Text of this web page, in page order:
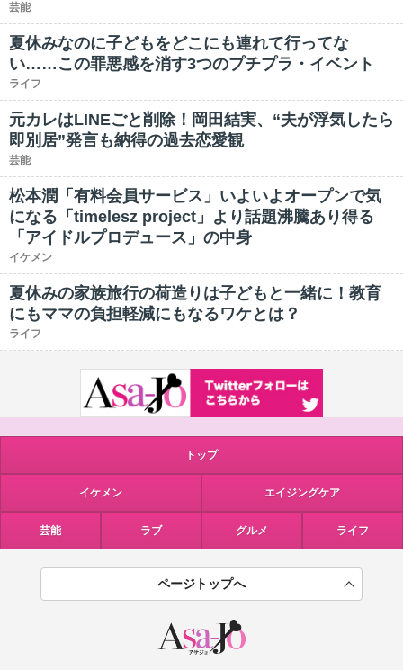
芸能
夏休みなのに子どもをどこにも連れて行ってな
い……この罪悪感を消す3つのプチプラ・イベント
ライフ
元カレはLINEごと削除！岡田結実、“夫が浮気したら
即別居”発言も納得の過去恋愛観
芸能
松本潤「有料会員サービス」いよいよオープンで気
になる「timelesz project」より話題沸騰あり得る
「アイドルプロデュース」の中身
イケメン
夏休みの家族旅行の荷造りは子どもと一緒に！教育
にもママの負担軽減にもなるワケとは？
ライフ
トップ
イケメン エイジングケア
芸能 ラブ グルメ ライフ
ページトップへ